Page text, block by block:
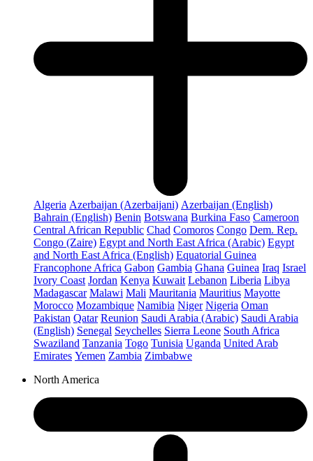
Algeria Azerbaijan (Azerbaijani) Azerbaijan (English)
Bahrain (English) Benin Botswana Burkina Faso Cameroon
Central African Republic Chad Comoros Congo Dem. Rep.
Congo (Zaire) Egypt and North East Africa (Arabic) Egypt
and North East Africa (English) Equatorial Guinea
Francophone Africa Gabon Gambia Ghana Guinea Iraq Israel
Ivory Coast Jordan Kenya Kuwait Lebanon Liberia Libya
Madagascar Malawi Mali Mauritania Mauritius Mayotte
Morocco Mozambique Namibia Niger Nigeria Oman
Pakistan Qatar Reunion Saudi Arabia (Arabic) Saudi Arabia
(English) Senegal Seychelles Sierra Leone South Africa
Swaziland Tanzania Togo Tunisia Uganda United Arab
Emirates Yemen Zambia Zimbabwe
North America